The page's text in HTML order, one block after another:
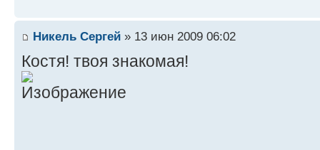
Никель Сергей » 13 июн 2009 06:02
Костя! твоя знакомая!